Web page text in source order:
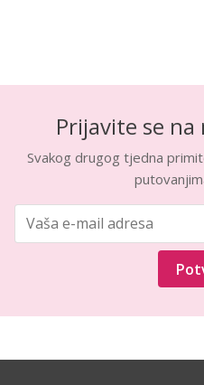
Prijavite se
Svakog drugog tjedna